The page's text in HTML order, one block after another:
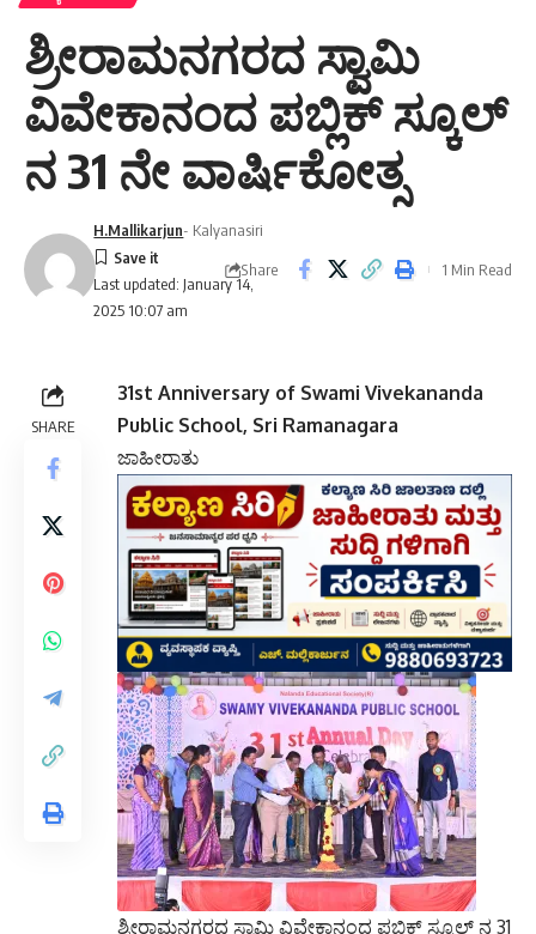
ಶ್ರೀರಾಮನಗರದ ಸ್ವಾಮಿ
ವಿವೇಕಾನಂದ ಪಬ್ಲಿಕ್ ಸ್ಕೂಲ್
ನ 31 ನೇ ವಾರ್ಷಿಕೋತ್ಸ
Last updated: January 14,
2025 10:07 am
1 Min Read
31st Anniversary of Swami Vivekananda
Public School, Sri Ramanagara
ಜಾಹೀರಾತು
ಶ್ರೀರಾಮನಗರದ ಸ್ವಾಮಿ ವಿವೇಕಾನಂದ ಪಬ್ಲಿಕ್ ಸ್ಕೂಲ್ ನ 31